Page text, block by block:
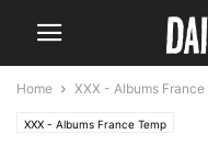
Home XXX - Albums France
XXX - Albums France Temp